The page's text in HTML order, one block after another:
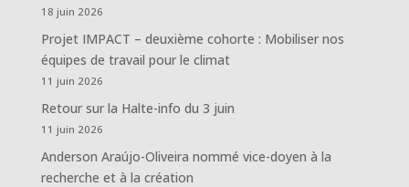
18 juin 2026
Projet IMPACT – deuxième cohorte : Mobiliser nos
équipes de travail pour le climat
11 juin 2026
Retour sur la Halte-info du 3 juin
11 juin 2026
Anderson Araújo-Oliveira nommé vice-doyen à la
recherche et à la création